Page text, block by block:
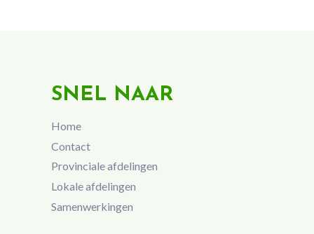
SNEL NAAR
Home
Contact
Provinciale afdelingen
Lokale afdelingen
Samenwerkingen